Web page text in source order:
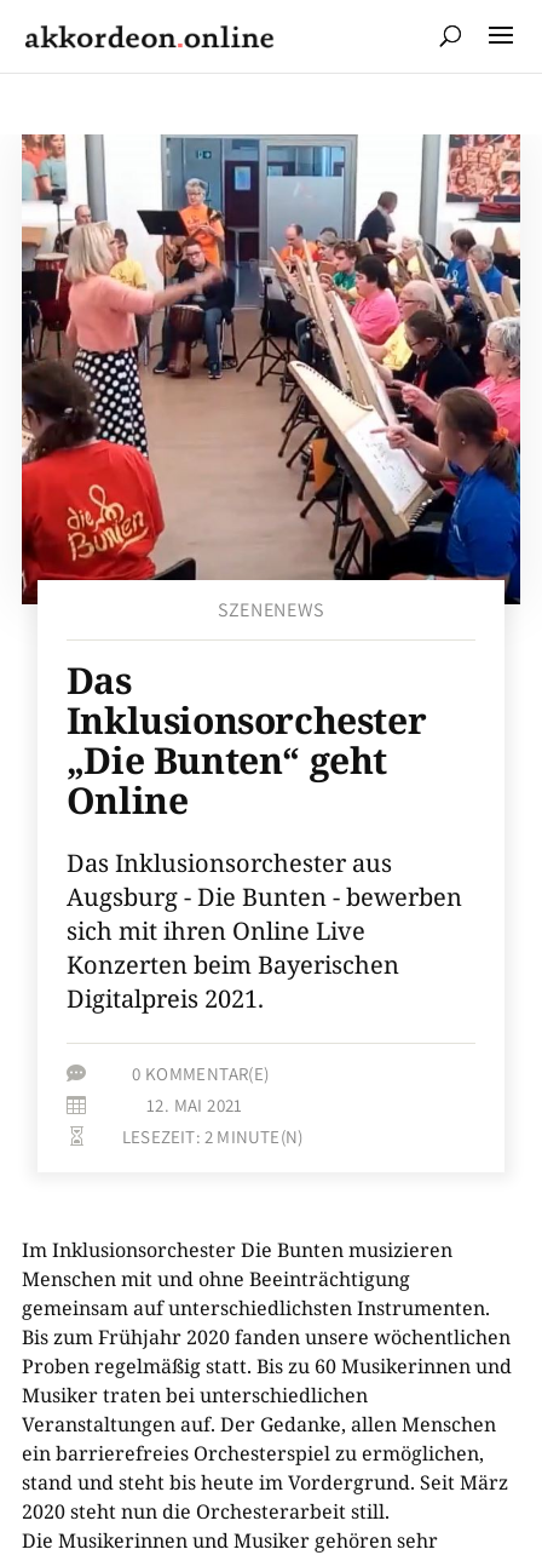
SZENENEWS
Das
Inklusionsorchester
„Die Bunten“ geht
Online
Das Inklusionsorchester aus
Augsburg - Die Bunten - bewerben
sich mit ihren Online Live
Konzerten beim Bayerischen
Digitalpreis 2021.
 0 KOMMENTAR(E)
 12. MAI 2021
 LESEZEIT: 2 MINUTE(N)
Im Inklusionsorchester Die Bunten musizieren
Menschen mit und ohne Beeinträchtigung
gemeinsam auf unterschiedlichsten Instrumenten.
Bis zum Frühjahr 2020 fanden unsere wöchentlichen
Proben regelmäßig statt. Bis zu 60 Musikerinnen und
Musiker traten bei unterschiedlichen
Veranstaltungen auf. Der Gedanke, allen Menschen
ein barrierefreies Orchesterspiel zu ermöglichen,
stand und steht bis heute im Vordergrund. Seit März
2020 steht nun die Orchesterarbeit still.
Die Musikerinnen und Musiker gehören sehr